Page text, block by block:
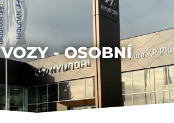
- OSOBNÍ